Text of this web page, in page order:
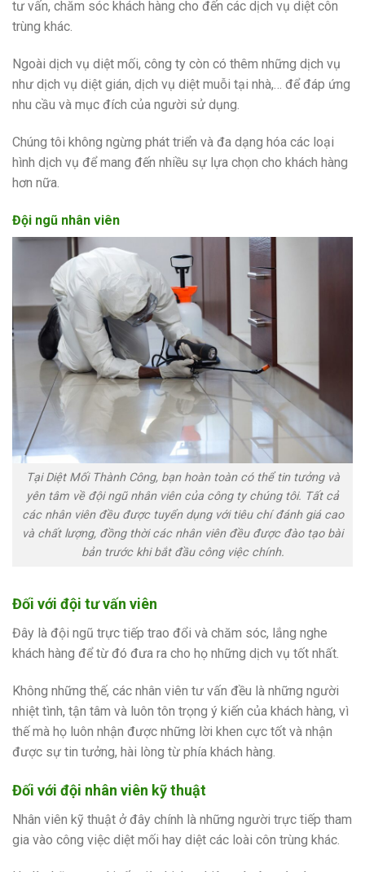
tư vấn, chăm sóc khách hàng cho đến các dịch vụ diệt côn
trùng khác.
Ngoài dịch vụ diệt mối, công ty còn có thêm những dịch vụ
như dịch vụ diệt gián, dịch vụ diệt muỗi tại nhà,… để đáp ứng
nhu cầu và mục đích của người sử dụng.
Chúng tôi không ngừng phát triển và đa dạng hóa các loại
hình dịch vụ để mang đến nhiều sự lựa chọn cho khách hàng
hơn nữa.
Đội ngũ nhân viên
Tại Diệt Mối Thành Công, bạn hoàn toàn có thể tin tưởng và
yên tâm về đội ngũ nhân viên của công ty chúng tôi. Tất cả
các nhân viên đều được tuyển dụng với tiêu chí đánh giá cao
và chất lượng, đồng thời các nhân viên đều được đào tạo bài
bản trước khi bắt đầu công việc chính.
Đối với đội tư vấn viên
Đây là đội ngũ trực tiếp trao đổi và chăm sóc, lắng nghe
khách hàng để từ đó đưa ra cho họ những dịch vụ tốt nhất.
Không những thế, các nhân viên tư vấn đều là những người
nhiệt tình, tận tâm và luôn tôn trọng ý kiến của khách hàng, vì
thế mà họ luôn nhận được những lời khen cực tốt và nhận
được sự tin tưởng, hài lòng từ phía khách hàng.
Đối với đội nhân viên kỹ thuật
Nhân viên kỹ thuật ở đây chính là những người trực tiếp tham
gia vào công việc diệt mối hay diệt các loài côn trùng khác.